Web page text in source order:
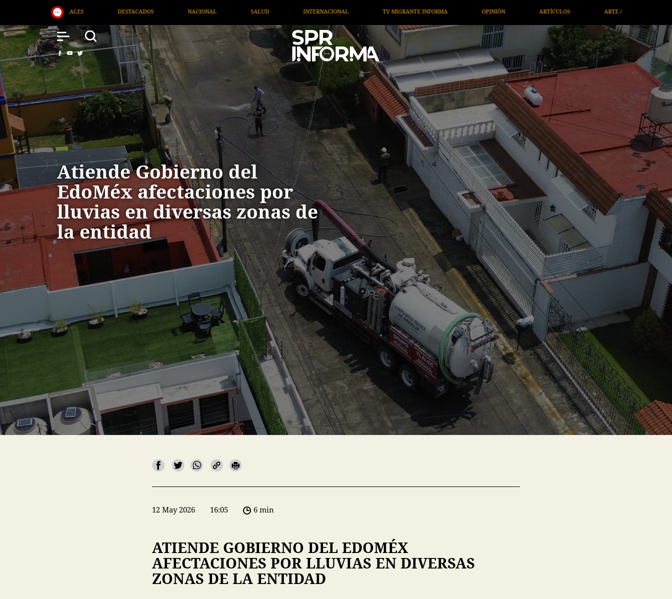
SALUD INTERNACIONAL TV MIGRANTE INFORMA OPINIÓN ARTÍCULOS ARTE / ENTRETENIMIENTO ECONOMÍA / NEGOCIOS NOTICIEROS
Atiende Gobierno del
EdoMéx afectaciones por
lluvias en diversas zonas de
la entidad
12 May 2026 16:05 6 min
ATIENDE GOBIERNO DEL EDOMÉX
AFECTACIONES POR LLUVIAS EN DIVERSAS
ZONAS DE LA ENTIDAD